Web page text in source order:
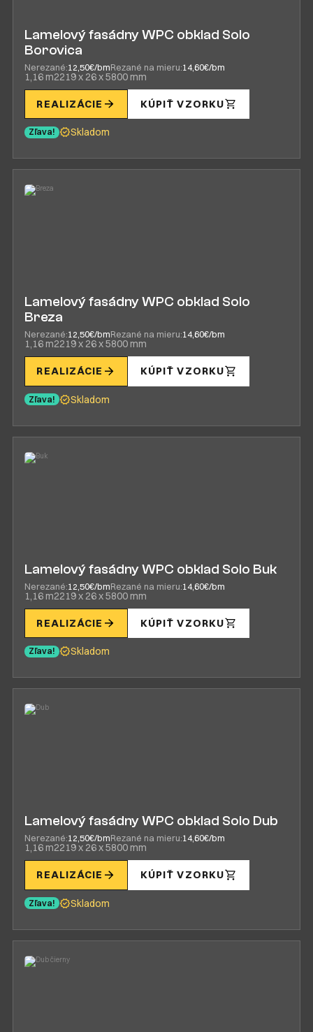
Lamelový fasádny WPC obklad Solo
Borovica
Nerezané:12,50€/bmRezané na mieru:14,60€/bm
1,16 m2219 x 26 x 5800 mm
REALIZÁCIE KÚPIŤ VZORKU
Zľava! Skladom
Lamelový fasádny WPC obklad Solo
Breza
Nerezané:12,50€/bmRezané na mieru:14,60€/bm
1,16 m2219 x 26 x 5800 mm
REALIZÁCIE KÚPIŤ VZORKU
Zľava! Skladom
Lamelový fasádny WPC obklad Solo Buk
Nerezané:12,50€/bmRezané na mieru:14,60€/bm
1,16 m2219 x 26 x 5800 mm
REALIZÁCIE KÚPIŤ VZORKU
Zľava! Skladom
Lamelový fasádny WPC obklad Solo Dub
Nerezané:12,50€/bmRezané na mieru:14,60€/bm
1,16 m2219 x 26 x 5800 mm
REALIZÁCIE KÚPIŤ VZORKU
Zľava! Skladom